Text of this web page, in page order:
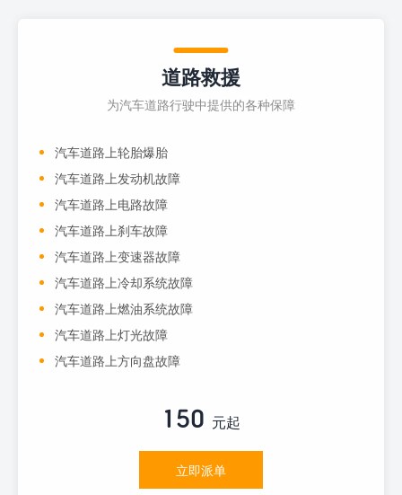
道路救援
为汽车道路行驶中提供的各种保障
汽车道路上轮胎爆胎
汽车道路上发动机故障
汽车道路上电路故障
汽车道路上刹车故障
汽车道路上变速器故障
汽车道路上冷却系统故障
汽车道路上燃油系统故障
汽车道路上灯光故障
汽车道路上方向盘故障
150 元起
立即派单